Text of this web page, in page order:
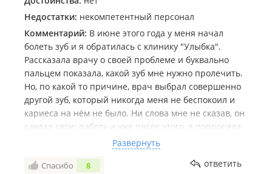
Недостатки: некомпетентный персонал
Комментарий: В июне этого года у меня начал
болеть зуб и я обратилась с клинику "Улыбка".
Рассказала врачу о своей проблеме и буквально
пальцем показала, какой зуб мне нужно пролечить.
Но, по какой то причине, врач выбрал совершенно
другой зуб, который никогда меня не беспокоил и
кариеса на нём не было. Ни слова мне не сказав, он
сделал свою работу и уже после этого, я попросила
зеркало и увидела, что мой больной зуб остался без
На мои вопросы об этом, он ответил, мол в том зубе
Развернуть
Спасибо 8 ответить